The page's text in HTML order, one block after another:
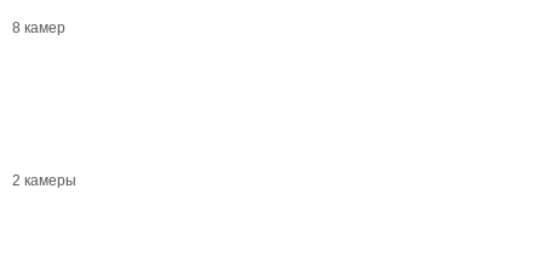
8 камер
2 камеры